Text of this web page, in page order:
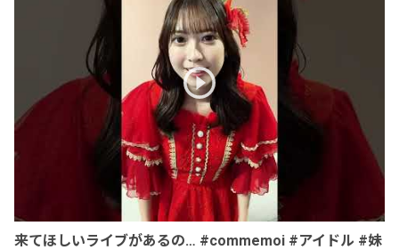
来てほしいライブがあるの… #commemoi #アイドル #妹